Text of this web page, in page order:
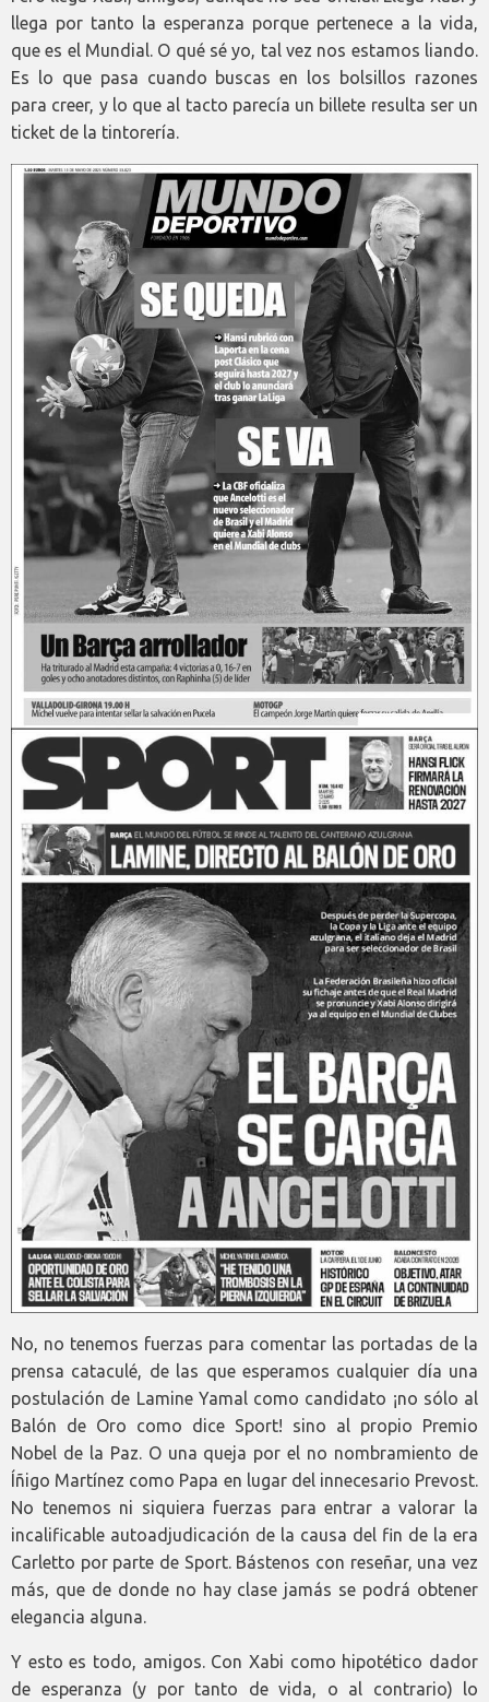
llega por tanto la esperanza porque pertenece a la vida,
que es el Mundial. O qué sé yo, tal vez nos estamos liando.
Es lo que pasa cuando buscas en los bolsillos razones
para creer, y lo que al tacto parecía un billete resulta ser un
ticket de la tintorería.
No, no tenemos fuerzas para comentar las portadas de la
prensa cataculé, de las que esperamos cualquier día una
postulación de Lamine Yamal como candidato ¡no sólo al
Balón de Oro como dice Sport! sino al propio Premio
Nobel de la Paz. O una queja por el no nombramiento de
Íñigo Martínez como Papa en lugar del innecesario Prevost.
No tenemos ni siquiera fuerzas para entrar a valorar la
incalificable autoadjudicación de la causa del fin de la era
Carletto por parte de Sport. Bástenos con reseñar, una vez
más, que de donde no hay clase jamás se podrá obtener
elegancia alguna.
Y esto es todo, amigos. Con Xabi como hipotético dador
de esperanza (y por tanto de vida, o al contrario) lo